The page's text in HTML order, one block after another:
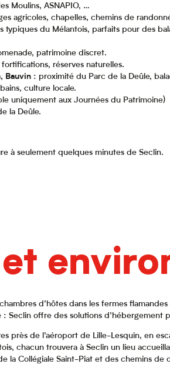
Moulins, ASNAPIO, …
agricoles, chapelles, chemins de
typiques du Mélantois, parfaits pour des
patrimoine discret.
réserves naturelles.
Bauvin : proximité du Parc de la Deûle,
culture locale.
uniquement aux Journées du Patrimoine)
la Deûle.
à seulement quelques minutes de Seclin.
d’hôtes dans les fermes
Seclin offre des solutions d’hébergement
près de l’aéroport de Lille-Lesquin, en
chacun trouvera à Seclin un lieu
la Collégiale Saint-Piat et des chemins de